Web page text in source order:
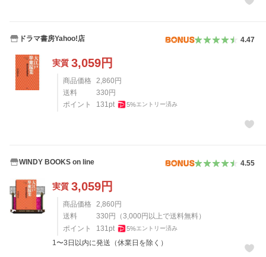
ドラマ書房Yahoo!店 4.47
実質 3,059円
商品価格 2,860 円
送料
330 円
ポイント
131pt 5%エントリー済み
WINDY BOOKS on line 4.55
実質 3,059円
商品価格 2,860 円
送料
330 円 （3,000 円以上で送料無料）
ポイント
131pt 5%エントリー済み
1〜3日以内に発送（休業日を除く）